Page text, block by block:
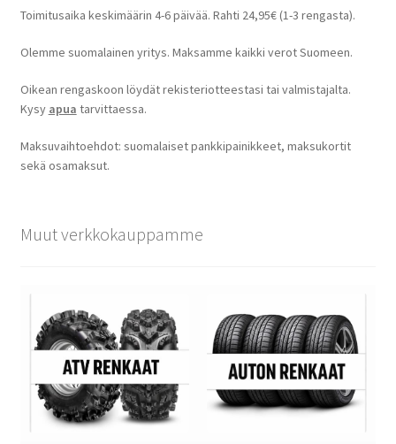
Toimitusaika keskimäärin 4-6 päivää. Rahti 24,95€ (1-3 rengasta).
Olemme suomalainen yritys. Maksamme kaikki verot Suomeen.
Oikean rengaskoon löydät rekisteriotteestasi tai valmistajalta.
Kysy apua tarvittaessa.
Maksuvaihtoehdot: suomalaiset pankkipainikkeet, maksukortit
sekä osamaksut.
Muut verkkokauppamme